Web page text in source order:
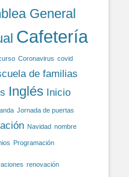
General
Cafetería
Coronavirus covid
de familias
Inglés Inicio
Jornada de puertas
Navidad nombre
Programación
renovación